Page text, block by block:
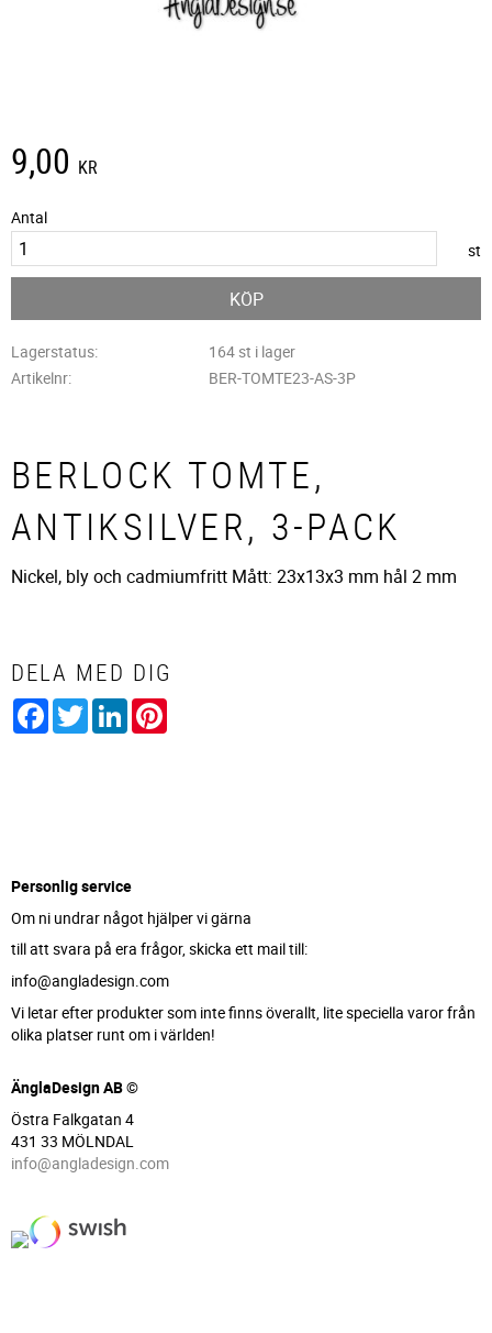
9,00 KR
Antal
st
KÖP
Lagerstatus
164 st i lager
Artikelnr
BER-TOMTE23-AS-3P
BERLOCK TOMTE,
ANTIKSILVER, 3-PACK
Nickel, bly och cadmiumfritt Mått: 23x13x3 mm hål 2 mm
DELA MED DIG
Facebook
TwitterLinkedIn
Personlig service
Om ni undrar något hjälper vi gärna
till att svara på era frågor, skicka ett mail till:
info@angladesign.com
Vi letar efter produkter som inte finns överallt, lite speciella varor från
olika platser runt om i världen!
ÄnglaDesign AB ©
Östra Falkgatan 4
431 33 MÖLNDAL
info@angladesign.com